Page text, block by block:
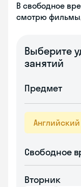
В свободное
смотрю
Выберите
занятий
Предмет
Свободное
Вторник